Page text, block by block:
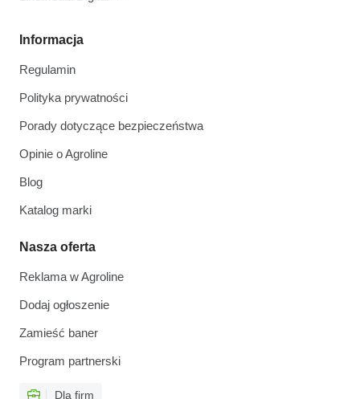
Informacja
Regulamin
Polityka prywatności
Porady dotyczące bezpieczeństwa
Opinie o Agroline
Blog
Katalog marki
Nasza oferta
Reklama w Agroline
Dodaj ogłoszenie
Zamieść baner
Program partnerski
Dla firm